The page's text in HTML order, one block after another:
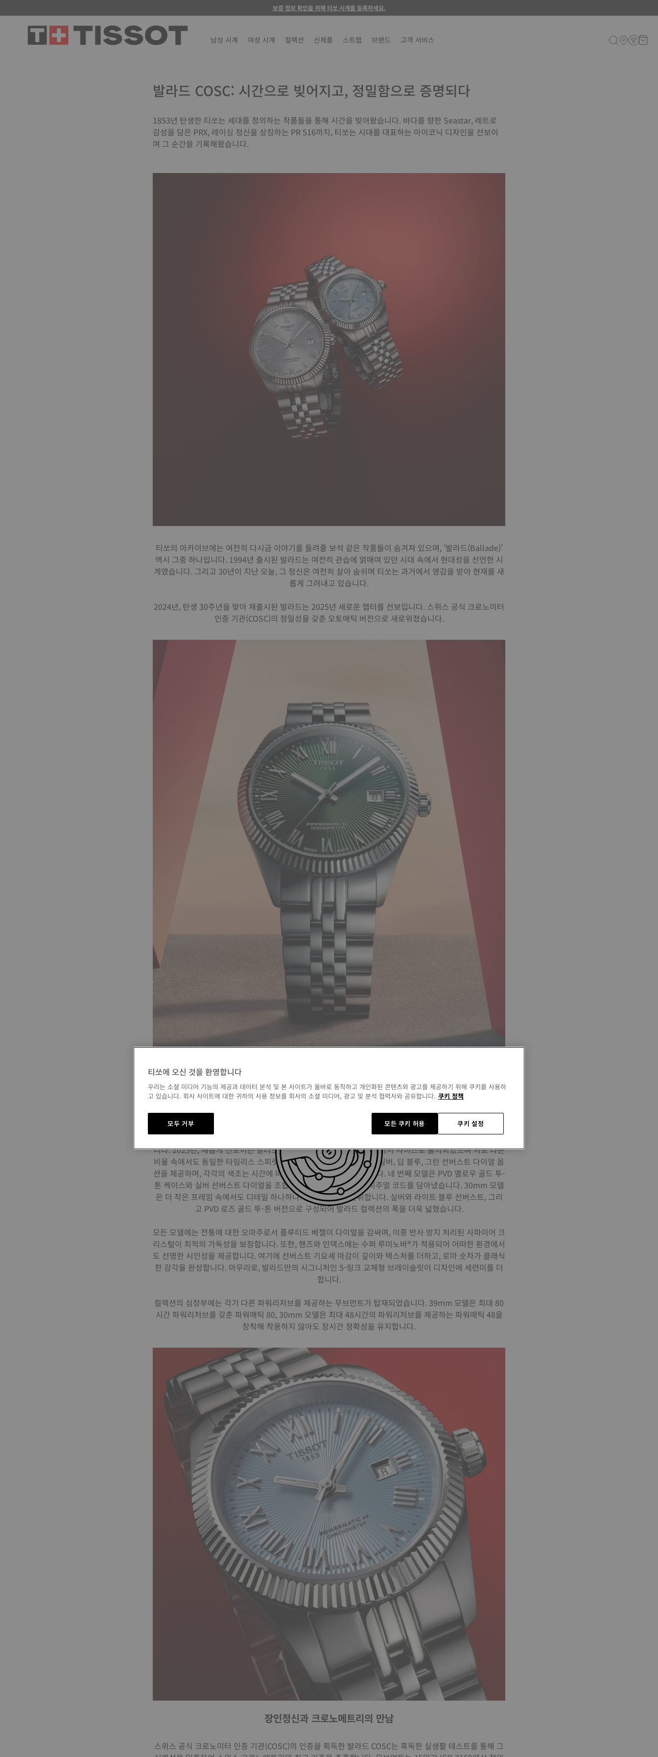
보증 정보 확인을 위해 티쏘 시계를 등록하세요.
남성 시계 여성 시계 컬렉션 신제품 스트랩 브랜드 고객 서비스
발라드 COSC: 시간으로 빚어지고, 정밀함으로 증명되다
1853년 탄생한 티쏘는 세대를 정의하는 작품들을 통해 시간을 빚어왔습니다. 바다를 향한 Seastar, 레트로
감성을 담은 PRX, 레이싱 정신을 상징하는 PR 516까지, 티쏘는 시대를 대표하는 아이코닉 디자인을 선보이
며 그 순간을 기록해왔습니다.
티쏘의 아카이브에는 여전히 다시금 이야기를 들려줄 보석 같은 작품들이 숨겨져 있으며, ‘발라드(Ballade)’
역시 그중 하나입니다. 1994년 출시된 발라드는 여전히 관습에 얽매여 있던 시대 속에서 현대성을 선언한 시
계였습니다. 그리고 30년이 지난 오늘, 그 정신은 여전히 살아 숨쉬며 티쏘는 과거에서 영감을 받아 현재를 새
롭게 그려내고 있습니다.
2024년, 탄생 30주년을 맞아 재출시된 발라드는 2025년 새로운 챕터를 선보입니다. 스위스 공식 크로노미터
인증 기관(COSC)의 정밀성을 갖춘 오토매틱 버전으로 새로워졌습니다.
익숙한 얼굴, 시간과 함께 완성되다
시간이 흐르며 더 깊어지는 가치가 있습니다. 티쏘 발라드는 그 완벽한 예라 할 수 있습니다. 티쏘의 장인정신
을 증명하는 이 컬렉션은 세월을 거치며 디자인적으로 변화해왔고, 그 안에 경험의 흔적을 고스란히 담아왔습
니다. 2025년, 새롭게 선보이는 발라드 컬렉션은 39mm와 30mm 두 가지 사이즈로 출시되었으며 서로 다른
비율 속에서도 동일한 타임리스 스피릿을 표현합니다. 39mm 모델은 실버, 딥 블루, 그린 선버스트 다이얼 옵
션을 제공하며, 각각의 색조는 시간에 따른 스타일의 진화를 반영합니다. 네 번째 모델은 PVD 옐로우 골드 투-
톤 케이스와 실버 선버스트 다이얼을 조합해 럭셔리 워치메이킹의 비주얼 코드를 담아냈습니다. 30mm 모델
은 더 작은 프레임 속에서도 디테일 하나하나가 동일한 힘을 발휘합니다. 실버와 라이트 블루 선버스트, 그리
고 PVD 로즈 골드 투-톤 버전으로 구성되어 발라드 컬렉션의 폭을 더욱 넓혔습니다.
모든 모델에는 전통에 대한 오마주로서 플루티드 베젤이 다이얼을 감싸며, 이중 반사 방지 처리된 사파이어 크
리스털이 최적의 가독성을 보장합니다. 또한, 핸즈와 인덱스에는 수퍼 루미노바®가 적용되어 어떠한 환경에서
도 선명한 시인성을 제공합니다. 여기에 선버스트 기요셰 마감이 깊이와 텍스처를 더하고, 로마 숫자가 클래식
한 감각을 완성합니다. 마무리로, 발라드만의 시그니처인 5-링크 교체형 브레이슬릿이 디자인에 세련미를 더
합니다.
컬렉션의 심장부에는 각기 다른 파워리저브를 제공하는 무브먼트가 탑재되었습니다. 39mm 모델은 최대 80
시간 파워리저브를 갖춘 파워매틱 80, 30mm 모델은 최대 48시간의 파워리저브를 제공하는 파워매틱 48을
장착해 착용하지 않아도 장시간 정확성을 유지합니다.
장인정신과 크로노메트리의 만남
스위스 공식 크로노미터 인증 기관(COSC)의 인증을 획득한 발라드 COSC는 혹독한 실생활 테스트를 통해 그
티쏘에 오신 것을 환영합니다
우리는 소셜 미디어 기능의 제공과 데이터 분석 및 본 사이트가 올바로 동작하고 개인화된 콘텐츠와 광고를 제공하기 위해 쿠키를 사용하
고 있습니다. 회사 사이트에 대한 귀하의 사용 정보를 회사의 소셜 미디어, 광고 및 분석 협력사와 공유합니다. 쿠키 정책
쿠키 설정
모두 거부 모든 쿠키 허용